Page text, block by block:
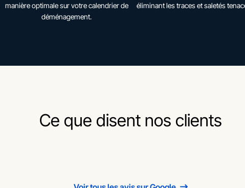
manière optimale sur votre calendrier de
déménagement.
éliminant les traces et saletés
Ce que disent nos clients